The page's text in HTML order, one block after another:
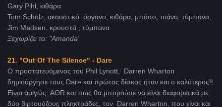
Gary Pihl, κιθάρα
Tom Scholz, ακουστικό όργανο, κιθάρα, μπάσο, πιάνο, τύμπανα,
Jim Madsen, κρουστά , τύμπανα
Ξεχωρίζει το: "Amanda'
21. "Out Of The Silence" - Dare
Ο προστατευόμενος του Phil Lynott, Darren Wharton
δημιούργησε τους Dare και πρώτος δίσκος ήταν και ο καλύτερος!!
Είναι αμιγώς AOR και πως θα μπορούσε να είναι διαφορετικά με
δύο βιρτουόζους πληκτράδες, τον Darren Wharton, που είναι και